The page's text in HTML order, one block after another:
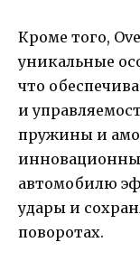
Кроме того,
уникальные
что
и
пружины и
автомобилю
удары и
поворотах.